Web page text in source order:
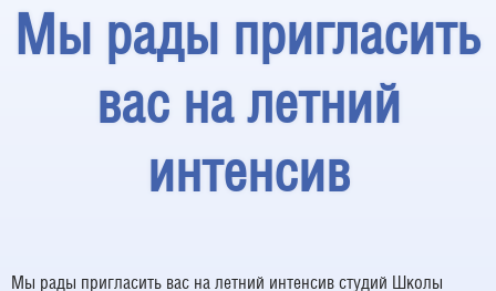
Мы рады пригласить
вас на летний
интенсив
Мы рады пригласить вас на летний интенсив студий Школы